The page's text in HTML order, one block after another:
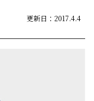
更新日：2017.4.4